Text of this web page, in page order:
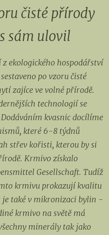
čisté přírody
sám ulovil
ekologického hospodářství
po vzoru čisté
zajíce ve volné přírodě.
technologií se
kvasnic docílíme
které 6-8 týdnů
střev kořisti, kterou by si
Krmivo získalo
Gesellschaft. Tudíž
krmivu prokazují kvalitu
také v mikronizaci bylin -
krmivo na světě má
minerály tak jako